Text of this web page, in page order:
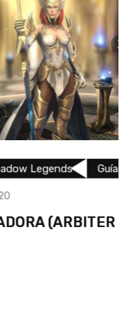
Videojuegos
GUIDE)